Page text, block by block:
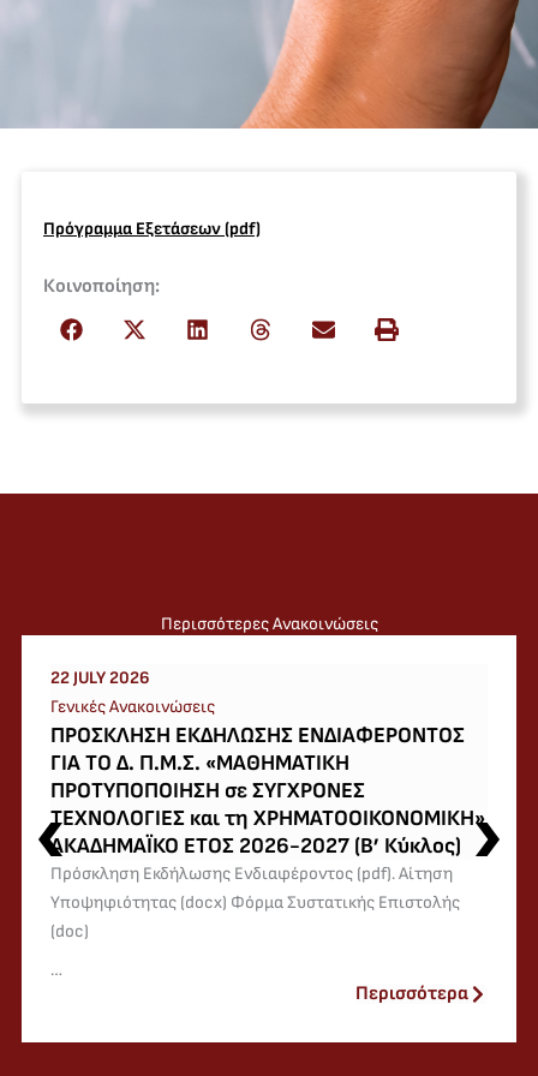
Πρόγραμμα Εξετάσεων (pdf)
Κοινοποίηση:
Περισσότερες Ανακοινώσεις
22 JULY 2026
Γενικές Ανακοινώσεις
ΠΡΟΣΚΛΗΣΗ ΕΚΔΗΛΩΣΗΣ ΕΝΔΙΑΦΕΡΟΝΤΟΣ
ΓΙΑ ΤΟ Δ. Π.Μ.Σ. «ΜΑΘΗΜΑΤΙΚΗ
ΠΡΟΤΥΠΟΠΟΙΗΣΗ σε ΣΥΓΧΡΟΝΕΣ
ΤΕΧΝΟΛΟΓΙΕΣ και τη ΧΡΗΜΑΤΟΟΙΚΟΝΟΜΙΚΗ»
ΑΚΑΔΗΜΑΪΚΟ ΕΤΟΣ 2026-2027 (Β’ Κύκλος)
Πρόσκληση Εκδήλωσης Ενδιαφέροντος (pdf). Αίτηση
Υποψηφιότητας (docx) Φόρμα Συστατικής Επιστολής
(doc)
…
Περισσότερα